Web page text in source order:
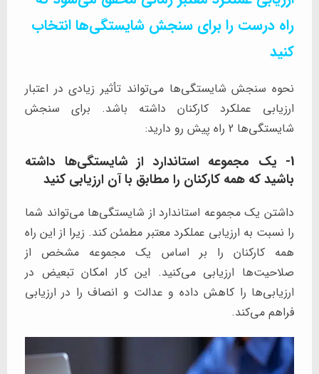
راه درست را برای سنجش شایستگی‌ها انتخاب
کنید
نحوه سنجش شایستگی‌ها می‌تواند تأثیر زیادی در اعتبار
ارزیابی عملکرد کارکنان داشته باشد. برای سنجش
شایستگی‌ها 2 راه پیش رو دارید:
1- یک مجموعه استاندارد از شایستگی‌ها داشته
باشید که همه کارکنان را مطابق با آن ارزیابی کنید
داشتن یک مجموعه استاندارد از شایستگی‌ها می‌تواند شما
را نسبت به ارزیابی عملکرد معتبر مطمئن کند. زیرا از این راه
همه کارکنان را بر اساس یک مجموعه مشخص از
صلاحیت‌ها ارزیابی می‌کنید. این کار امکان تبعیض در
ارزیابی‌ها را کاهش داده و عدالت و انصاف را در ارزیابی
فراهم می‌کند.